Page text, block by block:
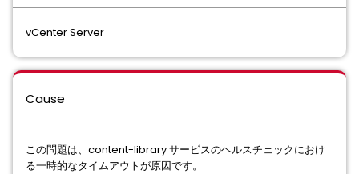
vCenter Server
Cause
この問題は、content-library サービスのヘルスチェックにおけ
る一時的なタイムアウトが原因です。